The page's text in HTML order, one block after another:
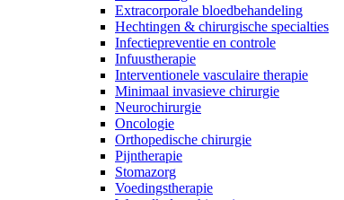
Heb je een vraag? Neem contact met ons op.
Extracorporale bloedbehandeling
Hechtingen & chirurgische specialties
Infectiepreventie en controle
Infuustherapie
Interventionele vasculaire therapie
Minimaal invasieve chirurgie
Neurochirurgie
Oncologie
Orthopedische chirurgie
Pijntherapie
Stomazorg
Voedingstherapie